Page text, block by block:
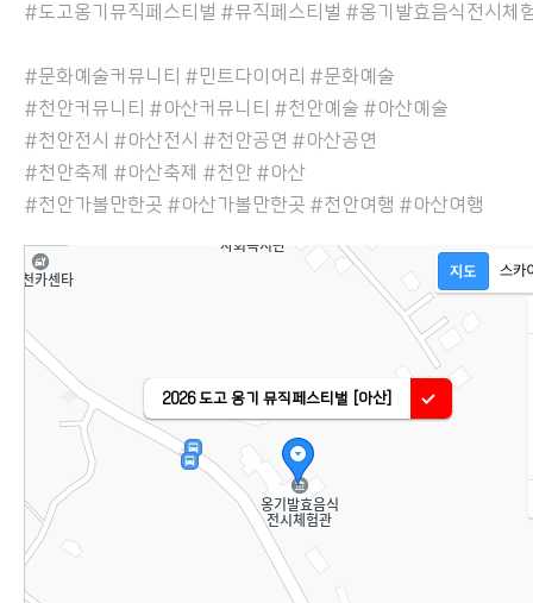
#도고옹기뮤직페스티벌 #뮤직페스티벌 #옹기발효음식전시체
#문화예술커뮤니티 #민트다이어리 #문화예술
#천안커뮤니티 #아산커뮤니티 #천안예술 #아산예술
#천안전시 #아산전시 #천안공연 #아산공연
#천안축제 #아산축제 #천안 #아산
#천안가볼만한곳 #아산가볼만한곳 #천안여행 #아산여행
2026 도고 옹기 뮤직페스티벌 [아산]